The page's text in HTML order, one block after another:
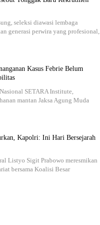
seleksi diawasi lembaga
generasi perwira yang profesional,
Kasus Febrie Belum
SETARA Institute,
mantan Jaksa Agung Muda
Kapolri: Ini Hari Bersejarah
Listyo Sigit Prabowo meresmikan
bersama Koalisi Besar